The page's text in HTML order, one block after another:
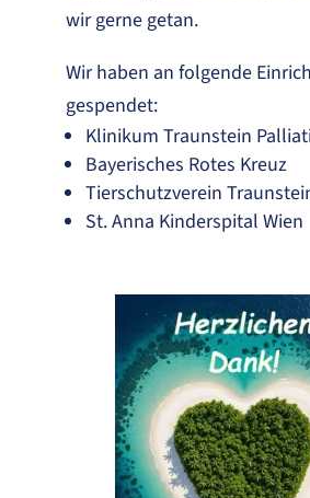
wir gerne getan.
Wir haben an folgende
gespendet:
Klinikum Traunstein
Bayerisches Rotes Kreuz
Tierschutzverein
St. Anna Kinderspital Wien